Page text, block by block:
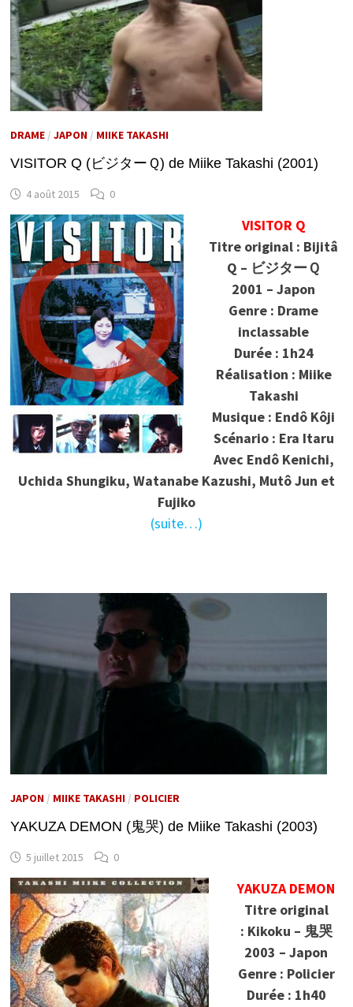
DRAME/ JAPON/ MIIKE TAKASHI
VISITOR Q (ビジターＱ) de Miike Takashi (2001)
4 août 2015 0
VISITOR Q
Titre original : Bijitâ
Q – ビジターＱ
2001 – Japon
Genre : Drame
inclassable
Durée : 1h24
Réalisation : Miike
Takashi
Musique : Endô Kôji
Scénario : Era Itaru
Avec Endô Kenichi,
Uchida Shungiku, Watanabe Kazushi, Mutô Jun et
Fujiko
(suite…)
JAPON/ MIIKE TAKASHI/ POLICIER
YAKUZA DEMON (鬼哭) de Miike Takashi (2003)
5 juillet 2015 0
YAKUZA DEMON
Titre original
: Kikoku – 鬼哭
2003 – Japon
Genre : Policier
Durée : 1h40